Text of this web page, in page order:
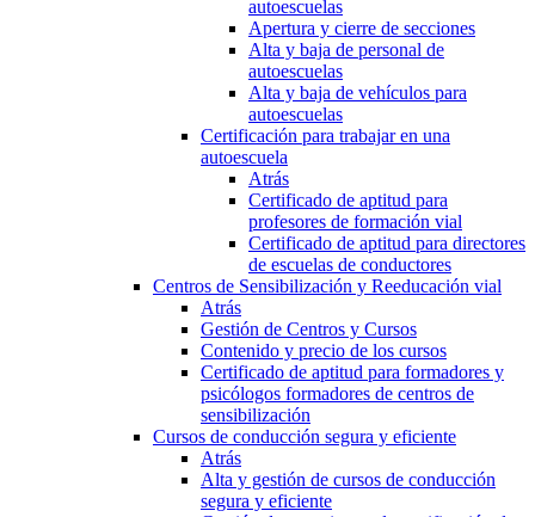
autoescuelas
Apertura y cierre de secciones
Alta y baja de personal de
autoescuelas
Alta y baja de vehículos para
autoescuelas
Certificación para trabajar en una
autoescuela
Atrás
Certificado de aptitud para
profesores de formación vial
Certificado de aptitud para directores
de escuelas de conductores
Centros de Sensibilización y Reeducación vial
Atrás
Gestión de Centros y Cursos
Contenido y precio de los cursos
Certificado de aptitud para formadores y
psicólogos formadores de centros de
sensibilización
Cursos de conducción segura y eficiente
Atrás
Alta y gestión de cursos de conducción
segura y eficiente